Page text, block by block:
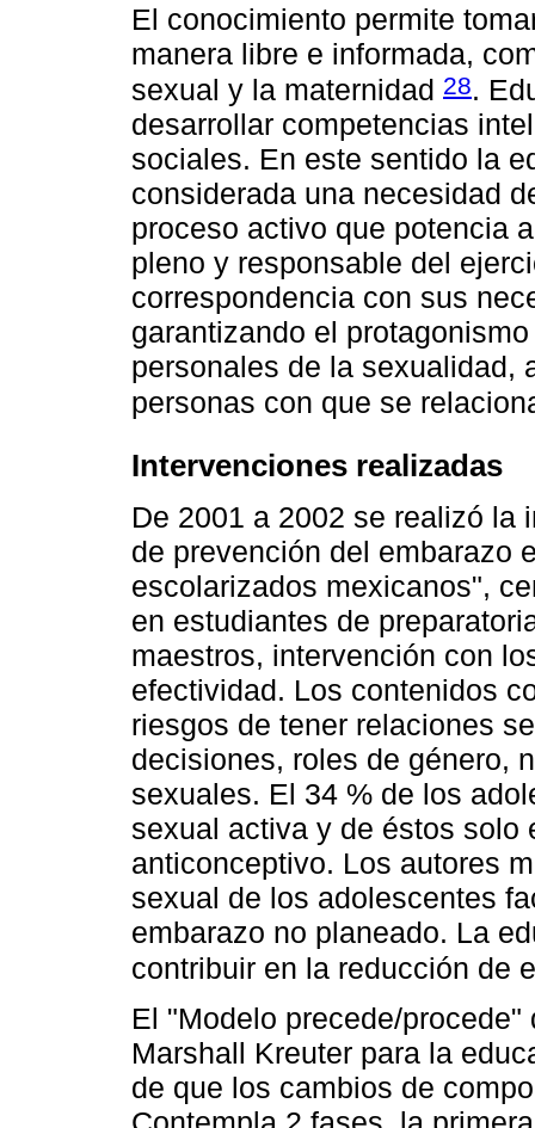
El conocimiento permite
manera libre e informada,
sexual y la maternidad 28.
desarrollar competencias
sociales. En este sentido la
considerada una necesidad
proceso activo que potencia
pleno y responsable del
correspondencia con sus
garantizando el
personales de la sexualidad,
personas con que se
Intervenciones realizadas
De 2001 a 2002 se realizó la
de prevención del embarazo
escolarizados mexicanos",
en estudiantes de
maestros, intervención con
efectividad. Los contenidos
riesgos de tener relaciones
decisiones, roles de género,
sexuales. El 34 % de los
sexual activa y de éstos solo
anticonceptivo. Los autores
sexual de los adolescentes
embarazo no planeado. La
contribuir en la reducción de
El "Modelo precede/
Marshall Kreuter para la
de que los cambios de